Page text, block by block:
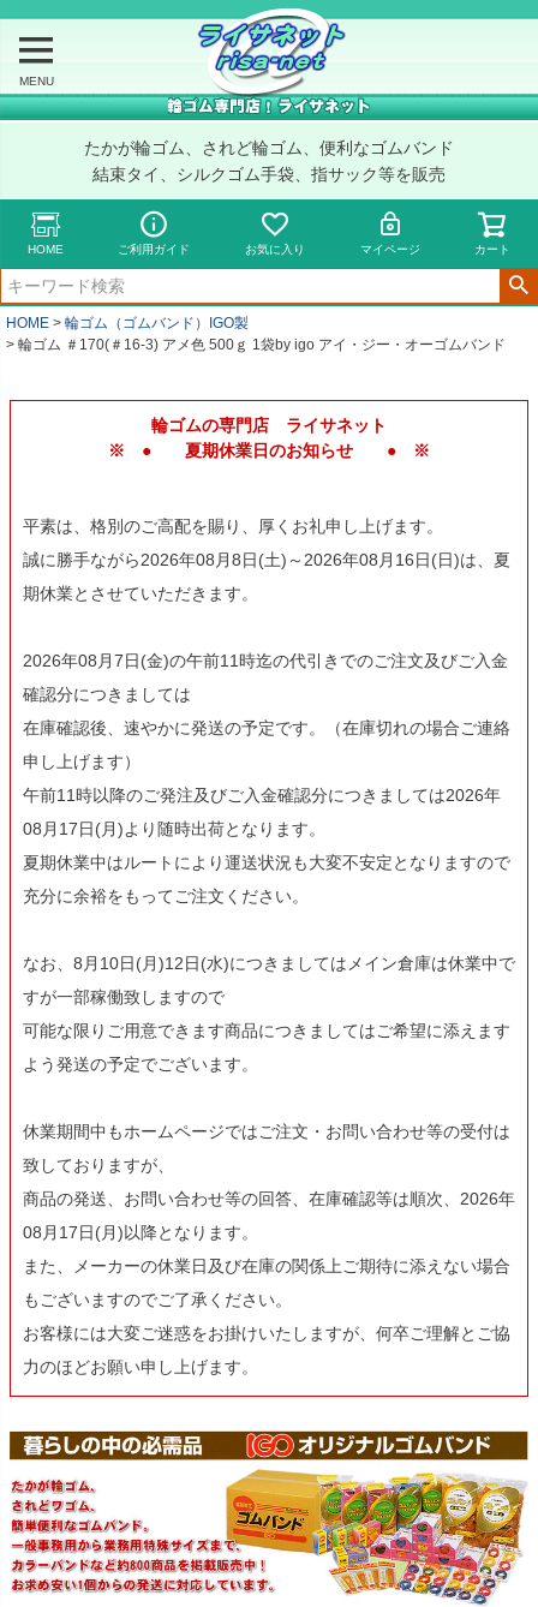
MENU
たかが輪ゴム、されど輪ゴム、便利なゴムバンド
結束タイ、シルクゴム手袋、指サック等を販売
HOME ご利用ガイド お気に入り マイページ カート
HOME
輪ゴム（ゴムバンド）IGO製
輪ゴム ＃170(＃16-3) アメ色 500ｇ 1袋by igo アイ・ジー・オーゴムバンド
輪ゴムの専門店 ライサネット
※ ● 夏期休業日のお知らせ ● ※
平素は、格別のご高配を賜り、厚くお礼申し上げます。
誠に勝手ながら2026年08月8日(土)～2026年08月16日(日)は、夏
期休業とさせていただきます。
2026年08月7日(金)の午前11時迄の代引きでのご注文及びご入金
確認分につきましては
在庫確認後、速やかに発送の予定です。（在庫切れの場合ご連絡
申し上げます）
午前11時以降のご発注及びご入金確認分につきましては2026年
08月17日(月)より随時出荷となります。
夏期休業中はルートにより運送状況も大変不安定となりますので
充分に余裕をもってご注文ください。
なお、8月10日(月)12日(水)につきましてはメイン倉庫は休業中で
すが一部稼働致しますので
可能な限りご用意できます商品につきましてはご希望に添えます
よう発送の予定でございます。
休業期間中もホームページではご注文・お問い合わせ等の受付は
致しておりますが、
商品の発送、お問い合わせ等の回答、在庫確認等は順次、2026年
08月17日(月)以降となります。
また、メーカーの休業日及び在庫の関係上ご期待に添えない場合
もございますのでご了承ください。
お客様には大変ご迷惑をお掛けいたしますが、何卒ご理解とご協
力のほどお願い申し上げます。